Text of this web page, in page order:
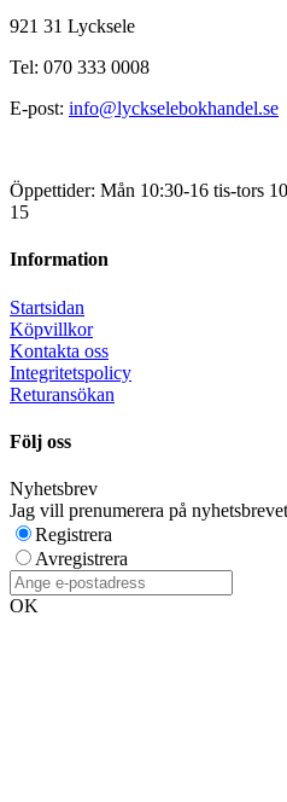
921 31 Lycksele
Tel: 070 333 0008
E-post: info@lyckselebokhandel.se
Öppettider: Mån 10:30-16 tis-tors
15
Information
Startsidan
Köpvillkor
Kontakta oss
Integritetspolicy
Returansökan
Följ oss
Nyhetsbrev
Jag vill prenumerera på nyhetsbrevet
Registrera
Avregistrera
OK